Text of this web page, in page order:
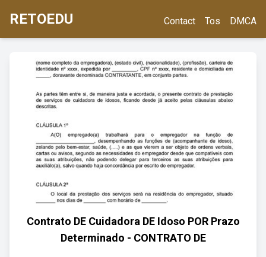
RETOEDU Contact Tos DMCA
Contrato DE Cuidadora DE Idoso POR Prazo
Determinado - CONTRATO DE